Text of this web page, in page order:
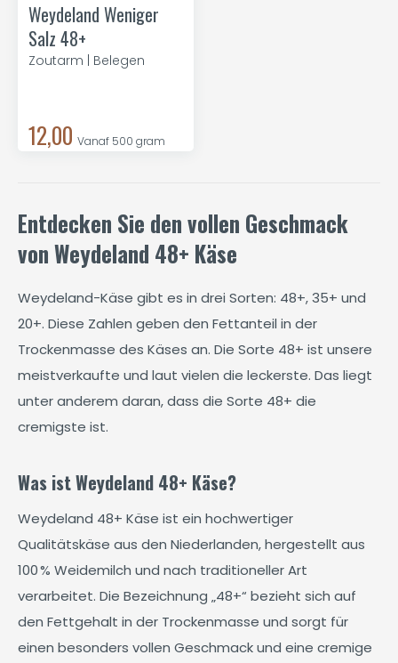
Weydeland Weniger
Salz 48+
Zoutarm | Belegen
12,00 Vanaf 500 gram
Entdecken Sie den vollen Geschmack
von Weydeland 48+ Käse
Weydeland-Käse gibt es in drei Sorten: 48+, 35+ und
20+. Diese Zahlen geben den Fettanteil in der
Trockenmasse des Käses an. Die Sorte 48+ ist unsere
meistverkaufte und laut vielen die leckerste. Das liegt
unter anderem daran, dass die Sorte 48+ die
cremigste ist.
Was ist Weydeland 48+ Käse?
Weydeland 48+ Käse ist ein hochwertiger
Qualitätskäse aus den Niederlanden, hergestellt aus
100 % Weidemilch und nach traditioneller Art
verarbeitet. Die Bezeichnung „48+“ bezieht sich auf
den Fettgehalt in der Trockenmasse und sorgt für
einen besonders vollen Geschmack und eine cremige